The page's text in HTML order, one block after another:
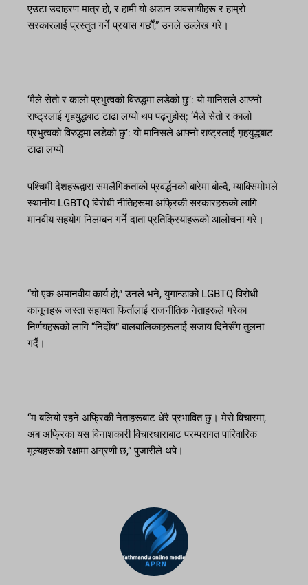
एउटा उदाहरण मात्र हो, र हामी यो अडान व्यवसायीहरू र हाम्रो
सरकारलाई प्रस्तुत गर्ने प्रयास गर्छौं,” उनले उल्लेख गरे।
‘मैले सेतो र कालो प्रभुत्वको विरुद्धमा लडेको छु’: यो मानिसले आफ्नो
राष्ट्रलाई गृहयुद्धबाट टाढा लग्यो थप पढ्नुहोस्: ‘मैले सेतो र कालो
प्रभुत्वको विरुद्धमा लडेको छु’: यो मानिसले आफ्नो राष्ट्रलाई गृहयुद्धबाट
टाढा लग्यो
पश्चिमी देशहरूद्वारा समलैंगिकताको प्रवर्द्धनको बारेमा बोल्दै, म्याक्सिमोभले
स्थानीय LGBTQ विरोधी नीतिहरूमा अफ्रिकी सरकारहरूको लागि
मानवीय सहयोग निलम्बन गर्ने दाता प्रतिक्रियाहरूको आलोचना गरे।
“यो एक अमानवीय कार्य हो,” उनले भने, युगान्डाको LGBTQ विरोधी
कानूनहरू जस्ता सहायता फिर्तालाई राजनीतिक नेताहरूले गरेका
निर्णयहरूको लागि “निर्दोष” बालबालिकाहरूलाई सजाय दिनेसँग तुलना
गर्दै।
“म बलियो रहने अफ्रिकी नेताहरूबाट धेरै प्रभावित छु। मेरो विचारमा,
अब अफ्रिका यस विनाशकारी विचारधाराबाट परम्परागत पारिवारिक
मूल्यहरूको रक्षामा अग्रणी छ,” पुजारीले थपे।